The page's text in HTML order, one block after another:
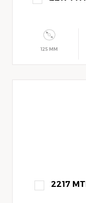
125 MM
2217